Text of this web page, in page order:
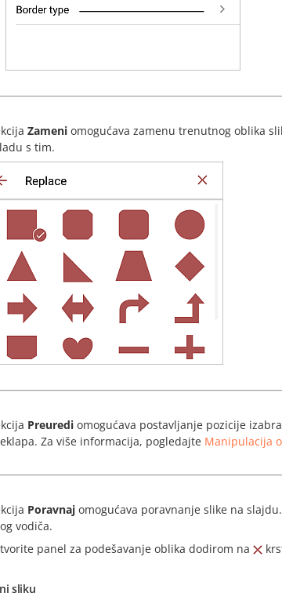
Zameni omogućava zamenu trenutnog oblika
s tim.
Preuredi omogućava postavljanje pozicije
Za više informacija, pogledajte Manipulacija
Poravnaj omogućava poravnanje slike na
vodiča.
panel za podešavanje oblika dodirom na
sliku